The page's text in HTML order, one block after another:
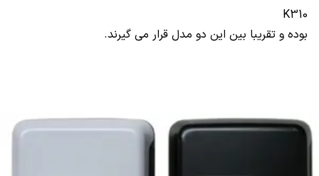
K310
بوده و تقریبا بین این دو مدل قرار می گیرند.